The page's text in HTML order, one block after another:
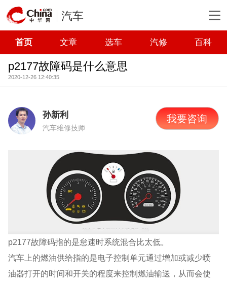
汽车
首页 文章 选车 汽修 百科
p2177故障码是什么意思
2020-12-26 12:40:35
孙新利
汽车维修技师
我要咨询
p2177故障码指的是怠速时系统混合比太低。
汽车上的燃油供给指的是电子控制单元通过增加或减少喷
油器打开的时间和开关的程度来控制燃油输送，从而会使